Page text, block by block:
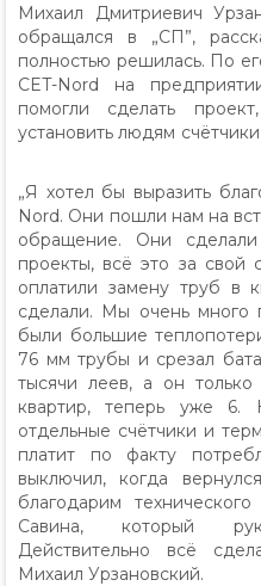
Михаил Дмитриевич
обращался в „СП”,
полностью решилась. По
CET-Nord на
помогли сделать
установить людям
„Я хотел бы выразить
Nord. Они пошли нам на
обращение. Они сделали
проекты, всё это за свой
оплатили замену труб в
сделали. Мы очень много
были большие
76 мм трубы и срезал
тысячи леев, а он
квартир, теперь уже 6.
отдельные счётчики и
платит по факту
выключил, когда
благодарим
Савина, который
Действительно всё
Михаил Урзановский.